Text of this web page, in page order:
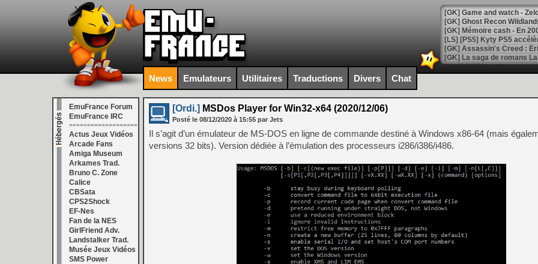
[Mo5] DOOM arrive en
[GK] Bethesda fête les 30
[GK] Roblox : l'action en
[GK] Agenda - GeForce
[GK] Devolver Digital en a
[LS] [PS5] ps5-y2jb-
[GK] Pourquoi Marvel
[GK] Test : Restory : Chill
[GK] GTA 6 : Rockstar
[GK] Hot Wheels Infinite
[GK] Mémoire cash -
[GK] Résultats Nintendo :
[GK] Déjà des
[Mo5] Brickboy cherche à
[GK] Minecraft et ses «
News Emulateurs Utilitaires Traductions Divers Chat
EmuFrance Forum
EmuFrance IRC
===================
Actus Jeux Vidéos
Arcade Fans
Amiga Museum
Arkames Trad.
Bruno C. Zone
Calice
CBSata
CPS2Shock
EF-Nes
Fan de la NES
GirlFriend Adv.
Landstalker Trad.
Musée Jeux Vidéos
SMS Power
[Ordi.] MSDos Player for Win32-x64 (2020/12/06)
Posté le 08/12/2020 à 15:55 par Jets
Il s’agit d’un émulateur de MS-DOS en ligne de commande destiné à Windows x86-64 (mais
versions 32 bits). Version dédiée à l’émulation des processeurs i286/i386/i486.